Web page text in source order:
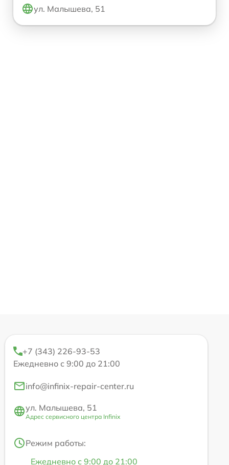
ул. Малышева, 51
+7 (343) 226-93-53
Ежедневно с 9:00 до 21:00
info@infinix-repair-center.ru
ул. Малышева, 51
Адрес сервисного центра Infinix
Режим работы:
Ежедневно с 9:00 до 21:00